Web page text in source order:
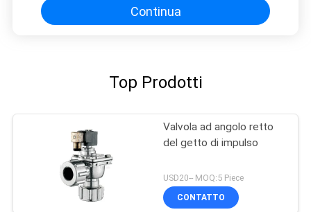
Continua
Top Prodotti
Valvola ad angolo retto
del getto di impulso
USD20-- MOQ:5 Piece
CONTATTO